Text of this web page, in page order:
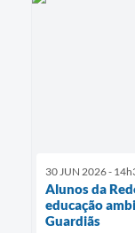
30 JUN 2026 -
Alunos da
educação
Guardiãs